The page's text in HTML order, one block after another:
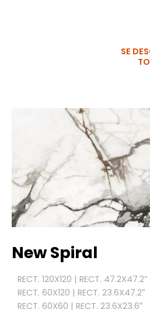
SE
New Spiral
RECT. 120X120 | RECT. 47.2X47.2”
RECT. 60X120 | RECT. 23.6X47.2″
RECT. 60X60 | RECT. 23.6X23.6″